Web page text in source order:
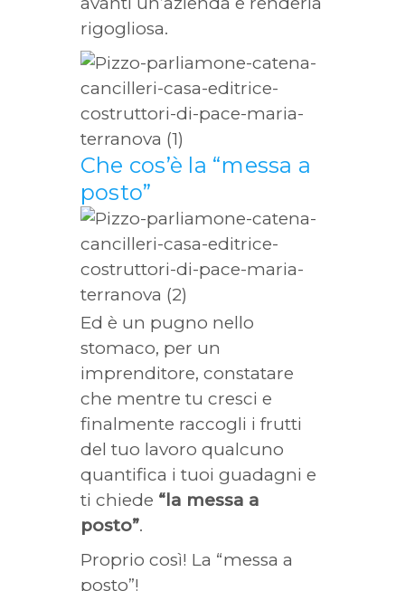
rigogliosa.
Che cos’è la “messa a
posto”
Ed è un pugno nello
stomaco, per un
imprenditore, constatare
che mentre tu cresci e
finalmente raccogli i frutti
del tuo lavoro qualcuno
quantifica i tuoi guadagni e
ti chiede “la messa a
posto”.
Proprio così! La “messa a
posto”!